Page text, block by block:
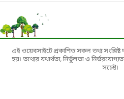
এই ওয়েবসাইটে প্রকাশিত সকল তথ্য সংশ্লিষ্ট
হয়। তথ্যের যথার্থতা, নির্ভুলতা ও
সচেষ্ট।